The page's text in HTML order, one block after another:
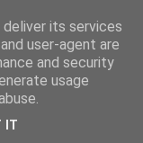
its services
user-agent are
and security
usage
IT